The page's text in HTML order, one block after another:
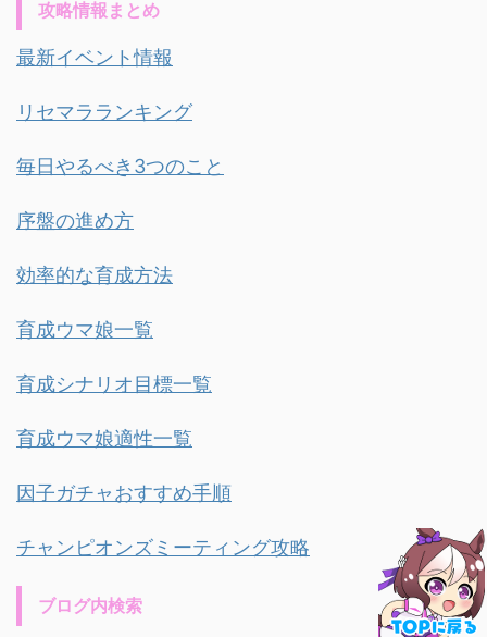
攻略情報まとめ
最新イベント情報
リセマラランキング
毎日やるべき3つのこと
序盤の進め方
効率的な育成方法
育成ウマ娘一覧
育成シナリオ目標一覧
育成ウマ娘適性一覧
因子ガチャおすすめ手順
チャンピオンズミーティング攻略
ブログ内検索